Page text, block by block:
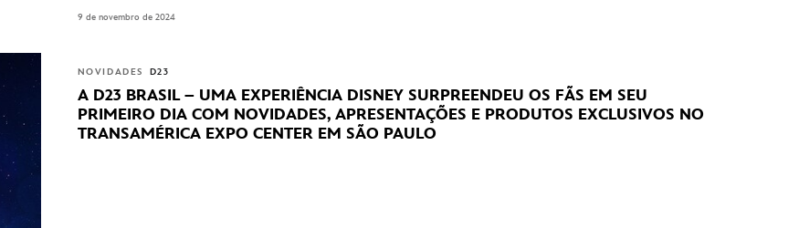
9 de novembro de 2024
NOVIDADES D23
A D23 BRASIL – UMA EXPERIÊNCIA DISNEY SURPREENDEU OS FÃS EM SEU
PRIMEIRO DIA COM NOVIDADES, APRESENTAÇÕES E PRODUTOS EXCLUSIVOS NO
TRANSAMÉRICA EXPO CENTER EM SÃO PAULO